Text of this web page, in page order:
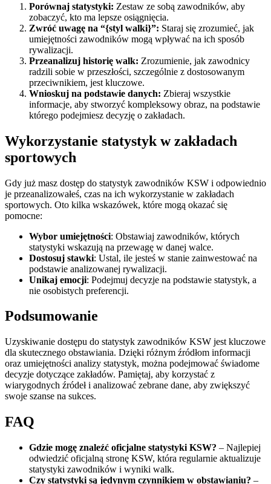
Porównaj statystyki: Zestaw ze sobą zawodników, aby
zobaczyć, kto ma lepsze osiągnięcia.
Zwróć uwagę na “{styl walki}”: Staraj się zrozumieć, jak
umiejętności zawodników mogą wpływać na ich sposób
rywalizacji.
Przeanalizuj historię walk: Zrozumienie, jak zawodnicy
radzili sobie w przeszłości, szczególnie z dostosowanym
przeciwnikiem, jest kluczowe.
Wnioskuj na podstawie danych: Zbieraj wszystkie
informacje, aby stworzyć kompleksowy obraz, na podstawie
którego podejmiesz decyzję o zakładach.
Wykorzystanie statystyk w zakładach
sportowych
Gdy już masz dostęp do statystyk zawodników KSW i odpowiednio
je przeanalizowałeś, czas na ich wykorzystanie w zakładach
sportowych. Oto kilka wskazówek, które mogą okazać się
pomocne:
Wybor umiejętności: Obstawiaj zawodników, których
statystyki wskazują na przewagę w danej walce.
Dostosuj stawki: Ustal, ile jesteś w stanie zainwestować na
podstawie analizowanej rywalizacji.
Unikaj emocji: Podejmuj decyzje na podstawie statystyk, a
nie osobistych preferencji.
Podsumowanie
Uzyskiwanie dostępu do statystyk zawodników KSW jest kluczowe
dla skutecznego obstawiania. Dzięki różnym źródłom informacji
oraz umiejętności analizy statystyk, można podejmować świadome
decyzje dotyczące zakładów. Pamiętaj, aby korzystać z
wiarygodnych źródeł i analizować zebrane dane, aby zwiększyć
swoje szanse na sukces.
FAQ
Gdzie mogę znaleźć oficjalne statystyki KSW? – Najlepiej
odwiedzić oficjalną stronę KSW, która regularnie aktualizuje
statystyki zawodników i wyniki walk.
Czy statystyki są jedynym czynnikiem w obstawianiu? –